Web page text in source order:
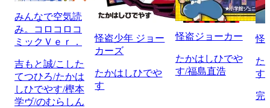
みんなで空気読
み。コロコロコ
ミックＶｅｒ．
吉もと誠/こした
てつひろ/たかは
しひでやす/樫本
学ヴ/のむらしん
怪盗少年 ジョー
カーズ
たかはしひでや
す
怪盗ジョーカー
たかはしひでや
す/福島直浩
怪
た
す
完